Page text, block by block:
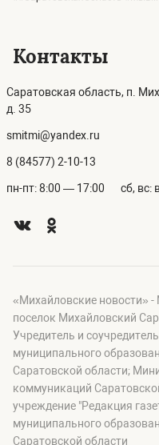
Контакты
Саратовская область, п.
д. 35
smitmi@yandex.ru
8 (84577) 2-10-13
пн-пт: 8:00 — 17:00 сб, вс:
«Михайловские новости»
поселок Михайловский
Учредитель и
муниципального
Саратовской области;
коммуникаций
учреждение "Редакция
муниципального
Саратовской области